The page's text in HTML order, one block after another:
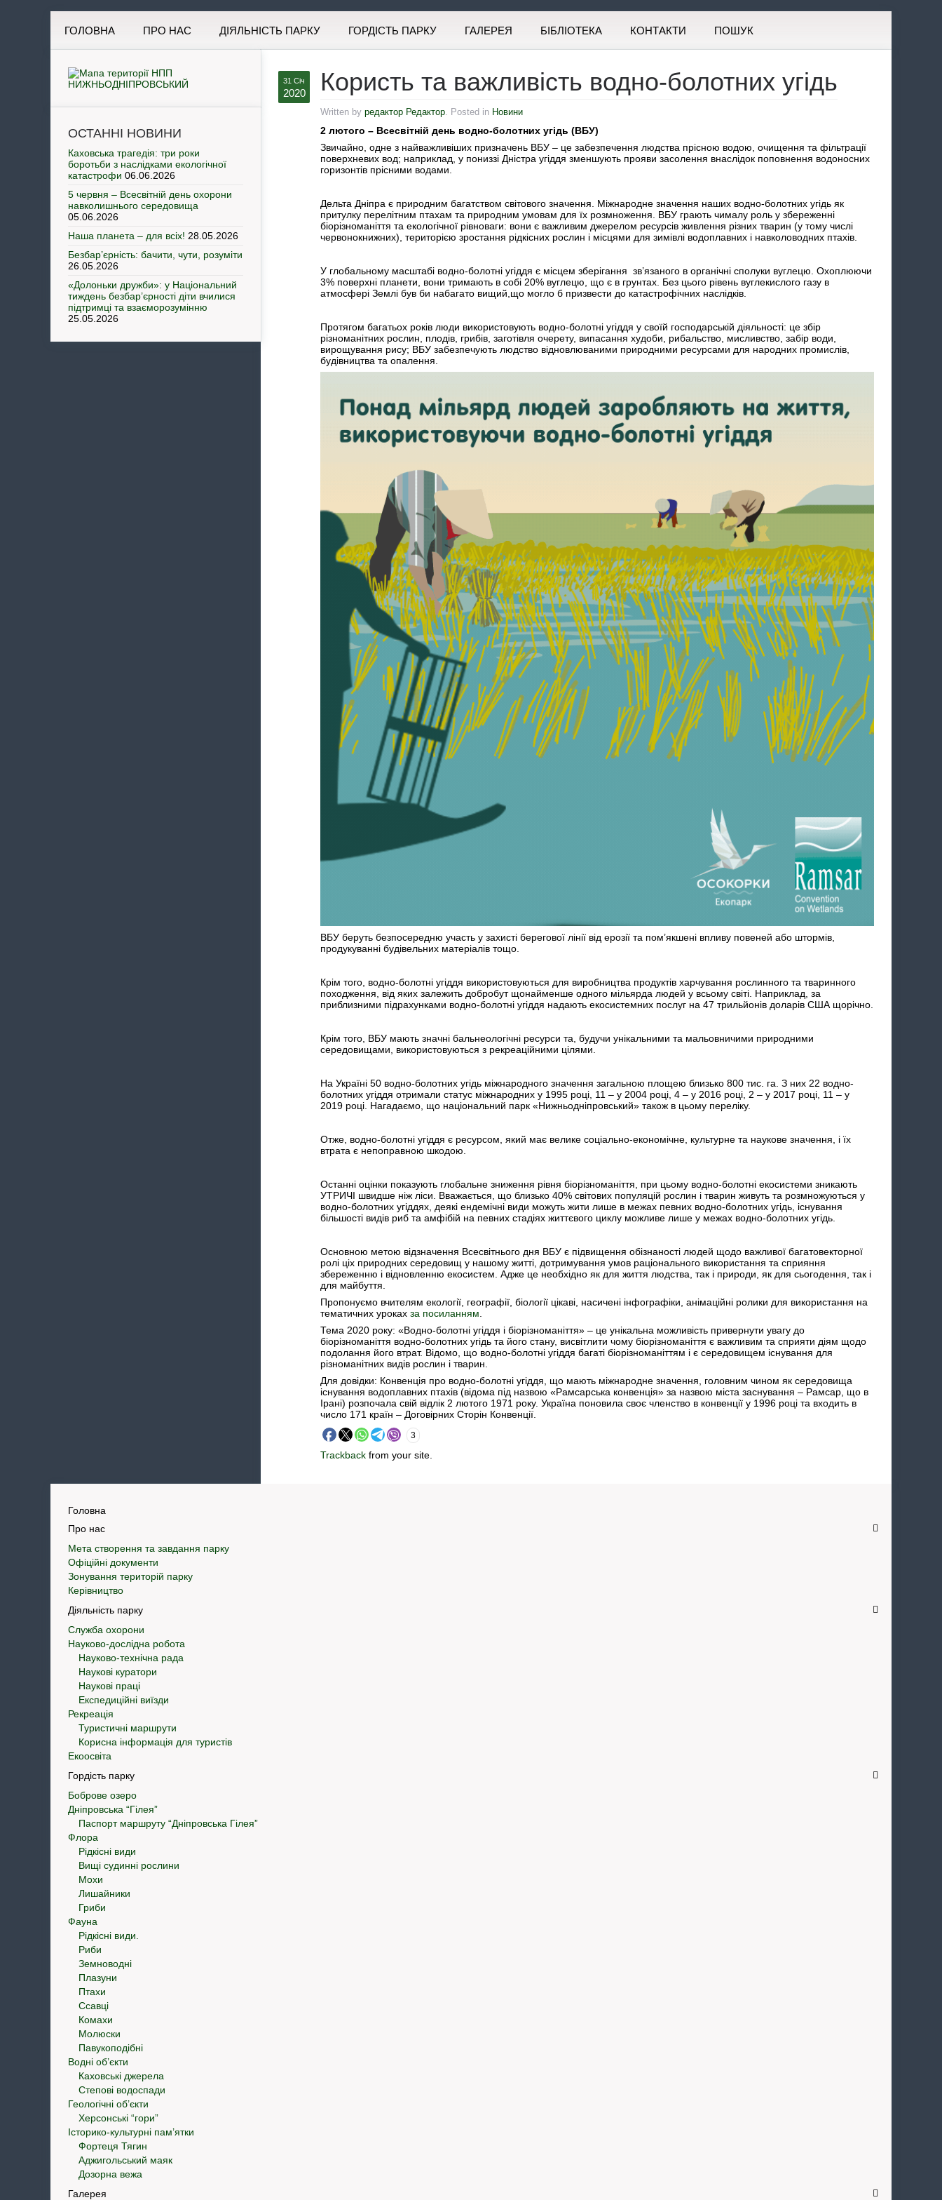
ГОЛОВНА ПРО НАС ДІЯЛЬНІСТЬ ПАРКУ ГОРДІСТЬ ПАРКУ ГАЛЕРЕЯ БІБЛІОТЕКА КОНТАКТИ ПОШУК
31 Січ
2020 Користь та важливість водно-болотних угідь
Written by редактор Редактор. Posted in Новини
2 лютого – Всесвітній день водно-болотних угідь (ВБУ)
Звичайно, одне з найважливіших призначень ВБУ – це забезпечення людства прісною водою, очищення та фільтрації
поверхневих вод; наприклад, у пониззі Дністра угіддя зменшують прояви засолення внаслідок поповнення водоносних
горизонтів прісними водами.
Дельта Дніпра є природним багатством світового значення. Міжнародне значення наших водно-болотних угідь як
притулку перелітним птахам та природним умовам для їх розмноження. ВБУ грають чималу роль у збереженні
біорізноманіття та екологічної рівноваги: вони є важливим джерелом ресурсів живлення різних тварин (у тому числі
червонокнижних), територією зростання рідкісних рослин і місцями для зимівлі водоплавних і навколоводних птахів.
У глобальному масштабі водно-болотні угіддя є місцем зберігання зв’язаного в органічні сполуки вуглецю. Охоплюючи
3% поверхні планети, вони тримають в собі 20% вуглецю, що є в грунтах. Без цього рівень вуглекислого газу в
атмосфері Землі був би набагато вищий,що могло б призвести до катастрофічних наслідків.
Протягом багатьох років люди використовують водно-болотні угіддя у своїй господарській діяльності: це збір
різноманітних рослин, плодів, грибів, заготівля очерету, випасання худоби, рибальство, мисливство, забір води,
вирощування рису; ВБУ забезпечують людство відновлюваними природними ресурсами для народних промислів,
будівництва та опалення.
ВБУ беруть безпосередню участь у захисті берегової лінії від ерозії та пом’якшені впливу повеней або штормів,
продукуванні будівельних матеріалів тощо.
Крім того, водно-болотні угіддя використовуються для виробництва продуктів харчування рослинного та тваринного
походження, від яких залежить добробут щонайменше одного мільярда людей у всьому світі. Наприклад, за
приблизними підрахунками водно-болотні угіддя надають екосистемних послуг на 47 трильйонів доларів США щорічно.
Крім того, ВБУ мають значні бальнеологічні ресурси та, будучи унікальними та мальовничими природними
середовищами, використовуються з рекреаційними цілями.
На Україні 50 водно-болотних угідь міжнародного значення загальною площею близько 800 тис. га. З них 22 водно-
болотних угіддя отримали статус міжнародних у 1995 році, 11 – у 2004 році, 4 – у 2016 році, 2 – у 2017 році, 11 – у
2019 році. Нагадаємо, що національний парк «Нижньодніпровський» також в цьому переліку.
Отже, водно-болотні угіддя є ресурсом, який має велике соціально-економічне, культурне та наукове значення, і їх
втрата є непоправною шкодою.
Останні оцінки показують глобальне зниження рівня біорізноманіття, при цьому водно-болотні екосистеми зникають
УТРИЧІ швидше ніж ліси. Вважається, що близько 40% світових популяцій рослин і тварин живуть та розмножуються у
водно-болотних угіддях, деякі ендемічні види можуть жити лише в межах певних водно-болотних угідь, існування
більшості видів риб та амфібій на певних стадіях життєвого циклу можливе лише у межах водно-болотних угідь.
Основною метою відзначення Всесвітнього дня ВБУ є підвищення обізнаності людей щодо важливої багатовекторної
ролі ціх природних середовищ у нашому житті, дотримування умов раціонального використання та сприяння
збереженню і відновленню екосистем. Адже це необхідно як для життя людства, так і природи, як для сьогодення, так і
для майбуття.
Пропонуємо вчителям екології, географії, біології цікаві, насичені інфографіки, анімаційні ролики для використання на
тематичних уроках за посиланням
Тема 2020 року: «Водно-болотні угіддя і біорізноманіття» – це унікальна можливість привернути увагу до
біорізноманіття водно-болотних угідь та його стану, висвітлити чому біорізноманіття є важливим та сприяти діям щодо
подолання його втрат. Відомо, що водно-болотні угіддя багаті біорізноманіттям і є середовищем існування для
різноманітних видів рослин і тварин.
Для довідки: Конвенція про водно-болотні угіддя, що мають міжнародне значення, головним чином як середовища
існування водоплавних птахів (відома під назвою «Рамсарська конвенція» за назвою міста заснування – Рамсар, що в
Ірані) розпочала свій відлік 2 лютого 1971 року. Україна поновила своє членство в конвенції у 1996 році та входить в
число 171 країн – Договірних Сторін Конвенції.
3
Trackback from your site.
ОСТАННІ НОВИНИ
Каховська трагедія: три роки
боротьби з наслідками екологічної
катастрофи 06.06.2026
5 червня – Всесвітній день охорони
навколишнього середовища
05.06.2026
Наша планета – для всіх! 28.05.2026
Безбар’єрність: бачити, чути, розуміти
26.05.2026
«Долоньки дружби»: у Національний
тиждень безбар’єрності діти вчилися
підтримці та взаєморозумінню
25.05.2026
Головна
Про нас
Мета створення та завдання парку
Офіційні документи
Зонування територій парку
Керівництво
Діяльність парку
Служба охорони
Науково-дослідна робота
Науково-технічна рада
Наукові куратори
Наукові праці
Експедиційні виїзди
Рекреація
Туристичні маршрути
Корисна інформація для туристів
Екоосвіта
Гордість парку
Боброве озеро
Дніпровська “Гілея”
Паспорт маршруту “Дніпровська Гілея”
Флора
Рідкісні види
Вищі судинні рослини
Мохи
Лишайники
Гриби
Фауна
Рідкісні види.
Риби
Земноводні
Плазуни
Птахи
Ссавці
Комахи
Молюски
Павукоподібні
Водні об’єкти
Каховські джерела
Степові водоспади
Геологічні об’єкти
Херсонські “гори”
Історико-культурні пам’ятки
Фортеця Тягин
Аджигольський маяк
Дозорна вежа
Галерея